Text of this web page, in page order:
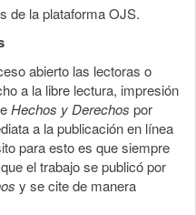
de la plataforma OJS.
abierto las lectoras o
a la libre lectura, impresión
Hechos y Derechos por
a la publicación en línea
para esto es que siempre
el trabajo se publicó por
y se cite de manera